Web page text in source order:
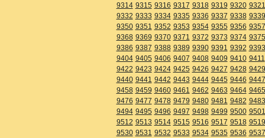
9314 9315 9316 9317 9318 9319 9320 9321
9332 9333 9334 9335 9336 9337 9338 9339
9350 9351 9352 9353 9354 9355 9356 9357
9368 9369 9370 9371 9372 9373 9374 9375
9386 9387 9388 9389 9390 9391 9392 9393
9404 9405 9406 9407 9408 9409 9410 9411
9422 9423 9424 9425 9426 9427 9428 9429
9440 9441 9442 9443 9444 9445 9446 9447
9458 9459 9460 9461 9462 9463 9464 9465
9476 9477 9478 9479 9480 9481 9482 9483
9494 9495 9496 9497 9498 9499 9500 9501
9512 9513 9514 9515 9516 9517 9518 9519
9530 9531 9532 9533 9534 9535 9536 9537